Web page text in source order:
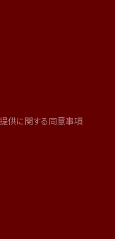
供に関する同意事項